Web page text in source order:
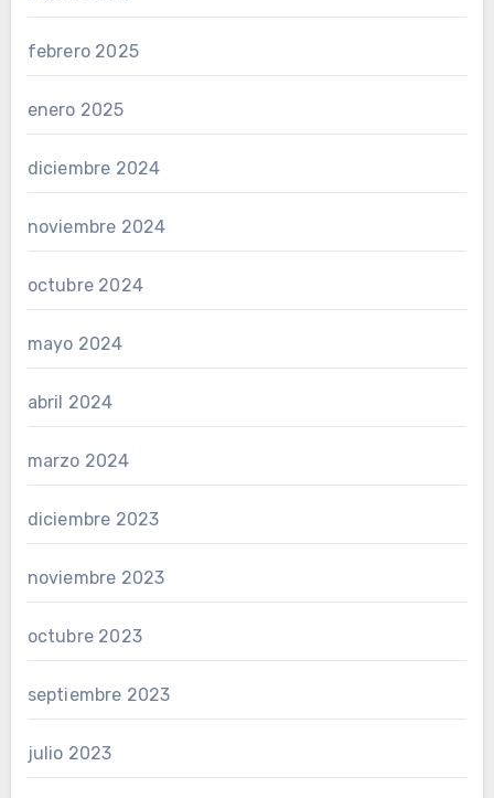
febrero 2025
enero 2025
diciembre 2024
noviembre 2024
octubre 2024
mayo 2024
abril 2024
marzo 2024
diciembre 2023
noviembre 2023
octubre 2023
septiembre 2023
julio 2023